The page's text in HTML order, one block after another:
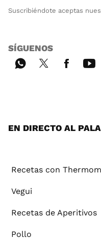
Suscribiéndote aceptas
SÍGUENOS
EN DIRECTO AL
Recetas con
Vegui
Recetas de Aperitivos
Pollo